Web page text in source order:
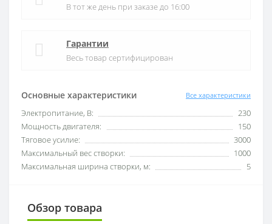
Основные характеристики Все характеристики
Электропитание, В:
230
Мощность двигателя:
150
Тяговое усилие:
3000
Максимальный вес створки:
1000
Максимальная ширина створки, м:
5
В тот же день при заказе до 16:00
Гарантии
Весь товар сертифицирован
Обзор товара